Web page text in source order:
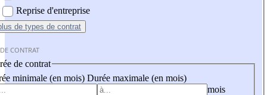
Reprise d'entreprise
de types de contrat
CONTRAT
de contrat
minimale (en mois) Durée maximale (en mois)
mois